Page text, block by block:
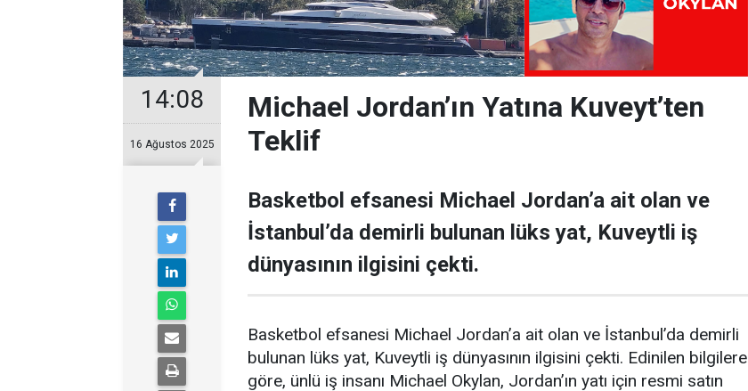
14:08
16 Ağustos 2025
Michael Jordan’ın Yatına Kuveyt’ten
Teklif
Basketbol efsanesi Michael Jordan’a ait olan ve
İstanbul’da demirli bulunan lüks yat, Kuveytli iş
dünyasının ilgisini çekti.
Basketbol efsanesi Michael Jordan’a ait olan ve İstanbul’da demirli
bulunan lüks yat, Kuveytli iş dünyasının ilgisini çekti. Edinilen bilgilere
göre, ünlü iş insanı Michael Okylan, Jordan’ın yatı için resmi satın